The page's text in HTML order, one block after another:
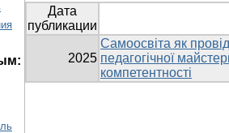
Дата
публикации
2025
Самоосвіта як
педагогічної
компетентності